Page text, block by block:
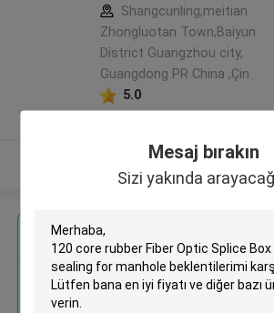
Mesaj bırakın
Sizi yakında
profiliShangcunling,meitian
Zhongluotan Town,Baiyun
District Guangzhou city,
Guangdong PR China ,Çin
5.0
Daha fazla göster
120 core rubber